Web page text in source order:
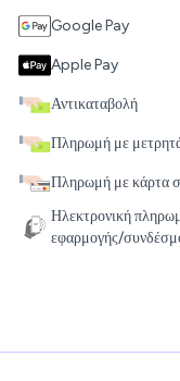
Google Pay
Apple Pay
Αντικαταβολή
Πληρωμή με
Πληρωμή με κάρτα
Ηλεκτρονική
εφαρμογής/